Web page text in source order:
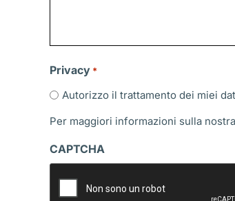
Privacy *
Autorizzo il trattamento dei miei
Per maggiori informazioni sulla
CAPTCHA